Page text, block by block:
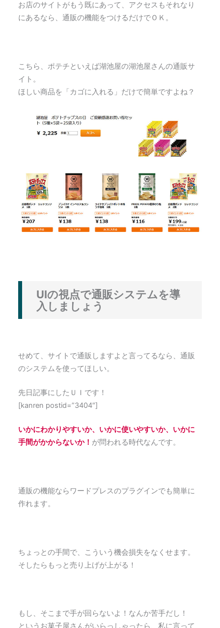
お店のサイトがもう既にあって、アクセスもそれなり
にあるなら、通販の機能をつけるだけでＯＫ。
こちら、ポテチといえば湖池屋の湖池屋さんの通販サ
イト。
ほしい商品を「カゴに入れる」だけで簡単ですよね？
UIの視点で通販システムを導
入しましょう
せめて、サイトで通販しますよと言ってるなら、通販
のシステムを使ってほしい。
先日記事にしたＵＩです！
[kanren postid=”3404″]
いかにわかりやすいか、いかに使いやすいか、いかに
手間がかからないか！ が問われる時代なんです。
通販の機能ならワードプレスのプラグインでも簡単に
作れます。
ちょっとの手間で、こういう機会損失をなくせます。
そしたらもっと売り上げが上がる！
もし、そこまで手が回らないよ！なんか苦手だし！